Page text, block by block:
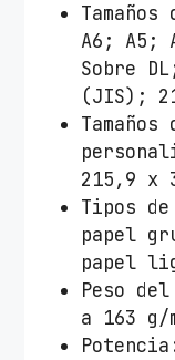
A6; A5;
Sobre
(JIS);
215,9 x
Tipos
papel
papel
Peso
a 163 g/